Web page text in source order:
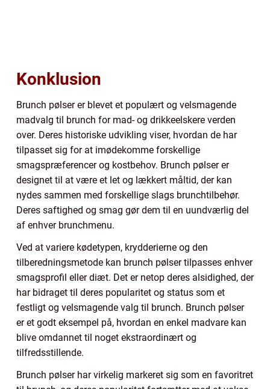
Konklusion
Brunch pølser er blevet et populært og velsmagende
madvalg til brunch for mad- og drikkeelskere verden
over. Deres historiske udvikling viser, hvordan de har
tilpasset sig for at imødekomme forskellige
smagspræferencer og kostbehov. Brunch pølser er
designet til at være et let og lækkert måltid, der kan
nydes sammen med forskellige slags brunchtilbehør.
Deres saftighed og smag gør dem til en uundværlig del
af enhver brunchmenu.
Ved at variere kødetypen, krydderierne og den
tilberedningsmetode kan brunch pølser tilpasses enhver
smagsprofil eller diæt. Det er netop deres alsidighed, der
har bidraget til deres popularitet og status som et
festligt og velsmagende valg til brunch. Brunch pølser
er et godt eksempel på, hvordan en enkel madvare kan
blive omdannet til noget ekstraordinært og
tilfredsstillende.
Brunch pølser har virkelig markeret sig som en favoritret